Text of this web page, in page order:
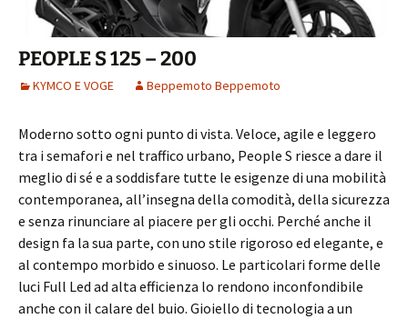
PEOPLE S 125 – 200
KYMCO E VOGE Beppemoto Beppemoto
Moderno sotto ogni punto di vista. Veloce, agile e leggero
tra i semafori e nel traffico urbano, People S riesce a dare il
meglio di sé e a soddisfare tutte le esigenze di una mobilità
contemporanea, all’insegna della comodità, della sicurezza
e senza rinunciare al piacere per gli occhi. Perché anche il
design fa la sua parte, con uno stile rigoroso ed elegante, e
al contempo morbido e sinuoso. Le particolari forme delle
luci Full Led ad alta efficienza lo rendono inconfondibile
anche con il calare del buio. Gioiello di tecnologia a un